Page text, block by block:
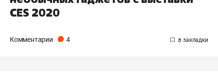
CES 2020
Комментарии 4